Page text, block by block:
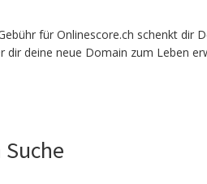
für Onlinescore.ch schenkt dir
dir deine neue Domain zum Leben